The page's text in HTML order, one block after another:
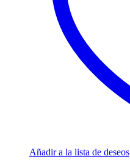
Añadir a la lista de deseos